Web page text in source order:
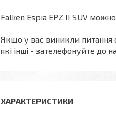
Falken Espia EPZ II SUV
Якщо у вас виникли питання
які інші - зателефонуйте до
ХАРАКТЕРИСТИКИ